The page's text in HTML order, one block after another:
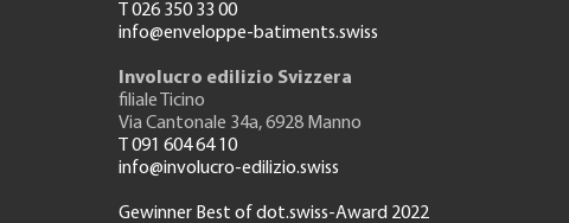
T 026 350 33 00
info@enveloppe-batiments.swiss
Involucro edilizio Svizzera
filiale Ticino
Via Cantonale 34a, 6928 Manno
T 091 604 64 10
info@involucro-edilizio.swiss
Gewinner Best of dot.swiss-Award 2022